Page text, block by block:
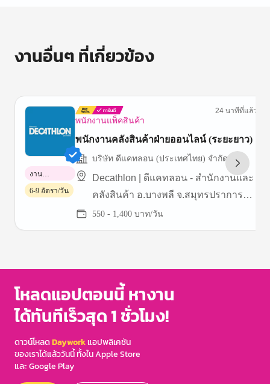
งานอื่นๆ ที่เกี่ยวข้อง
พนักงานแพ็คสินค้า
24 นาทีที่แล้ว
พนักงานคลังสินค้าฝ่ายออนไลน์ (ระยะยาว)
บริษัท ดีแคทลอน (ประเทศไทย) จำกัด
Decathlon | ดีแคทลอน - สำนักงานและ
คลังสินค้า อ.บางพลี จ.สมุทรปราการ
(บางนา กม.19)
550 - 1,400 บาท/วัน
งาน
พาร์ทไทม์
6-9 อัตรา/วัน
of
โหลดแอปตอนนี้ หางาน
ได้ทันทีเร็วสุด 1 ชั่วโมง!
ดาวน์โหลดDayworkแอปพลิเคชัน
ของเราได้แล้ววันนี้ ทั้งใน Apple Store
และ Google Play